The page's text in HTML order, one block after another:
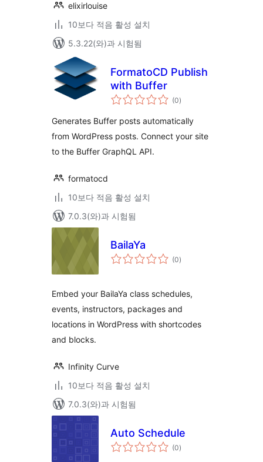
elixirlouise
10보다 적음 활성 설치
5.3.22(와)과 시험됨
FormatoCD Publish
with Buffer
(0전
체
점
)
Generates Buffer posts automatically
from WordPress posts. Connect your site
to the Buffer GraphQL API.
formatocd
10보다 적음 활성 설치
7.0.3(와)과 시험됨
BailaYa
(0전
체)
Embed your BailaYa class schedules,
events, instructors, packages and
locations in WordPress with shortcodes
and blocks.
Infinity Curve
10보다 적음 활성 설치
7.0.3(와)과 시험됨
Auto Schedule
(0전
체)